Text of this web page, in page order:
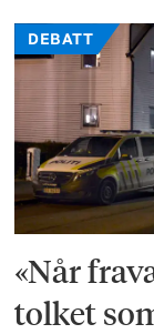
DEBATT
«Når
tolket